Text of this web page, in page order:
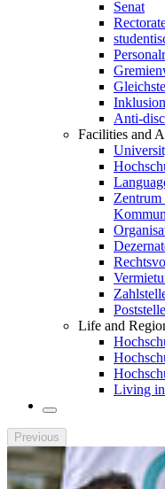
Senat
Inklusion
Anti-
Facilities and
Poststelle
Life and
Living in
Previous